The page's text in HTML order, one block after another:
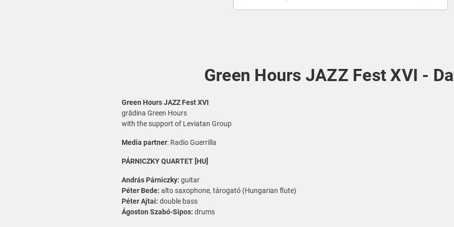
Green Hours JAZZ Fest XVI -
Green Hours JAZZ Fest XVI
grădina Green Hours
with the support of Leviatan Group
Media partner: Radio Guerrilla
PÁRNICZKY QUARTET [HU]
András Párniczky: guitar
Péter Bede: alto saxophone, tárogató (Hungarian flute)
Péter Ajtai: double bass
Ágoston Szabó-Sipos: drums